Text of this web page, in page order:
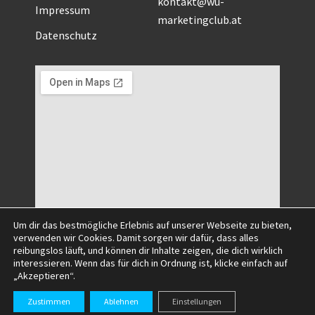
Impressum
Datenschutz
marketingclub.at
©2025 All Right Reserved.
Um dir das bestmögliche Erlebnis auf unserer Webseite zu bieten,
verwenden wir Cookies. Damit sorgen wir dafür, dass alles
reibungslos läuft, und können dir Inhalte zeigen, die dich wirklich
interessieren. Wenn das für dich in Ordnung ist, klicke einfach auf
„Akzeptieren“.
Zustimmen Ablehnen Einstellungen